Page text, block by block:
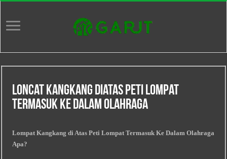
Loncat Kangkang Diatas Peti Lompat
Termasuk Ke Dalam Olahraga
Lompat Kangkang di Atas Peti Lompat Termasuk Ke Dalam Olahraga
Apa?